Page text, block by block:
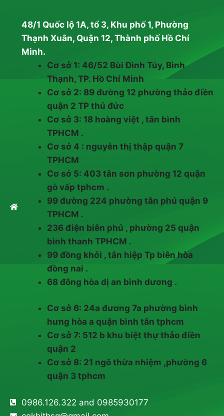
48/1 Quốc lộ 1A, tổ 3, Khu phố 1, Phường
Thạnh Xuân, Quận 12, Thành phố Hồ Chí
Minh.
Cơ sở 1: 46/52 Bùi Đình Túy, Bình
Thạnh, TP. Hồ Chí Minh
Cơ sở 2: 89 đường 12 phường thảo điền
quận 2 TP thủ đức
Cơ sở 3: 18 hoàng việt , tân bình
TPHCM .
Cơ sở 4 : nguyễn thị thập quận 7
TPHCM
Cơ sở 5: 403 tân sơn phường 12 quận
gò vấp tphcm .
99 đường 224 phường tân phú quận 9
TPHCM .
236 điện biên phủ , phường 25 quận
bình thanh TPHCM .
99 đồng khởi , tân hiệp Tp biên hòa
đồng nai .
68 đông hòa dị an bình dương .
Cơ sở 6: 24a đương 7a phường bình
hưng hòa a quận bình tân tphcm
Cơ sở 7: 512 b khu biệt thự thảo điền
quận 2
Cơ sở 8: 21 ngô thừa nhiệm ,phường 6
quận 3 tphcm
0986.126.322 and 0985930177